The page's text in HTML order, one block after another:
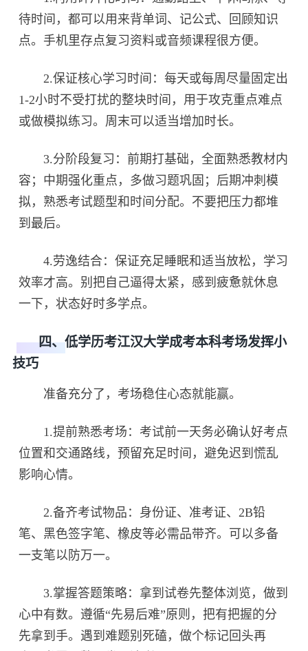
待时间，都可以用来背单词、记公式、回顾知识
点。手机里存点复习资料或音频课程很方便。
2.保证核心学习时间：每天或每周尽量固定出
1-2小时不受打扰的整块时间，用于攻克重点难点
或做模拟练习。周末可以适当增加时长。
3.分阶段复习：前期打基础，全面熟悉教材内
容；中期强化重点，多做习题巩固；后期冲刺模
拟，熟悉考试题型和时间分配。不要把压力都堆
到最后。
4.劳逸结合：保证充足睡眠和适当放松，学习
效率才高。别把自己逼得太紧，感到疲惫就休息
一下，状态好时多学点。
四、低学历考江汉大学成考本科考场发挥小
技巧
准备充分了，考场稳住心态就能赢。
1.提前熟悉考场：考试前一天务必确认好考点
位置和交通路线，预留充足时间，避免迟到慌乱
影响心情。
2.备齐考试物品：身份证、准考证、2B铅
笔、黑色签字笔、橡皮等必需品带齐。可以多备
一支笔以防万一。
3.掌握答题策略：拿到试卷先整体浏览，做到
心中有数。遵循“先易后难”原则，把有把握的分
先拿到手。遇到难题别死磕，做个标记回头再